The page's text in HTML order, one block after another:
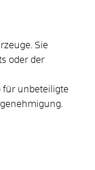
Sie
oder der
für unbeteiligte